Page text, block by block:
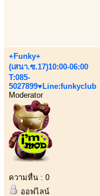
+Funky+
(เสนา.ซ.17)10:00-06:00
T:085-
5027899♥Line:funkyclub
Moderator
ความหื่น : 0
ออฟไลน์